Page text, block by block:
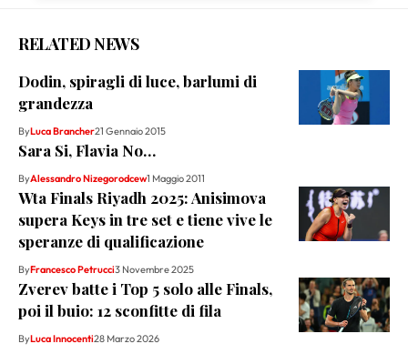
RELATED NEWS
Dodin, spiragli di luce, barlumi di
grandezza
ByLuca Brancher21 Gennaio 2015
Sara Si, Flavia No…
ByAlessandro Nizegorodcew1 Maggio 2011
Wta Finals Riyadh 2025: Anisimova
supera Keys in tre set e tiene vive le
speranze di qualificazione
ByFrancesco Petrucci3 Novembre 2025
Zverev batte i Top 5 solo alle Finals,
poi il buio: 12 sconfitte di fila
ByLuca Innocenti28 Marzo 2026